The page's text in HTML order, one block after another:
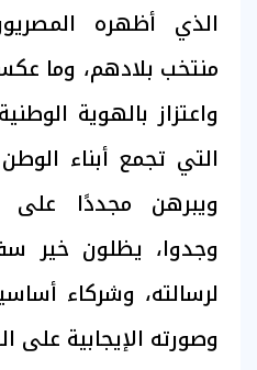
الذي أظهره
منتخب بلادهم، وما
واعتزاز بالهوية
التي تجمع أبناء
ويبرهن مجددًا على
وجدوا، يظلون خير
لرسالته، وشركاء
وصورته الإيجابية على